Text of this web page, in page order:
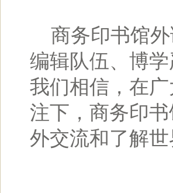
商务印书馆外
编辑队伍、博
我们相信，在
注下，商务印
外交流和了解